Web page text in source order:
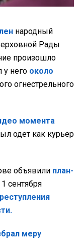
народный
Рады
произошло
у него около
огнестрельного
момента
одет как курьер
объявили план-
сентября
меру